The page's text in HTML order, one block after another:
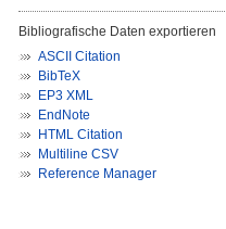
Bibliografische Daten exportieren
ASCII Citation
BibTeX
EP3 XML
EndNote
HTML Citation
Multiline CSV
Reference Manager